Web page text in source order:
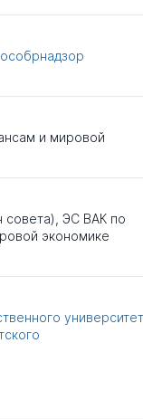
и мировой
совета) ЭС ВАК по
экономике